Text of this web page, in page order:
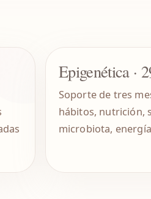
Epigenética ·
Soporte de tres
hábitos, nutrición,
microbiota,